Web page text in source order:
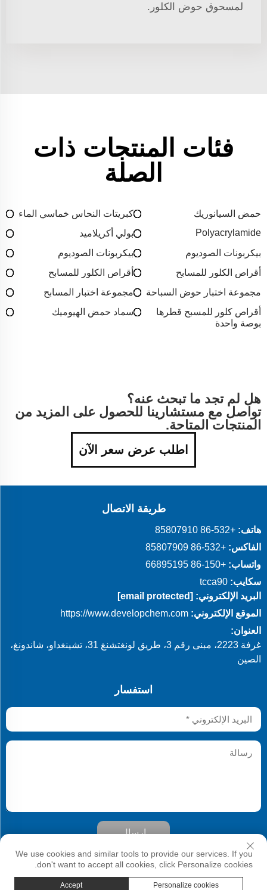
لمسحوق حوض الكلور.
فئات المنتجات ذات
الصلة
حمض السيانوريك
كبريتات النحاس خماسي الماء
Polyacrylamide
بولي أكريلاميد
بيكربونات الصوديوم
بيكربونات الصوديوم
أقراص الكلور للمسابح
أقراص الكلور للمسابح
مجموعة اختبار حوض السباحة
مجموعة اختبار المسابح
أقراص كلور للمسبح قطرها
بوصة واحدة
سماد حمض الهيوميك
هل لم تجد ما تبحث عنه؟
تواصل مع مستشارينا للحصول على المزيد من
المنتجات المتاحة.
اطلب عرض سعر الآن
طريقة الاتصال
هاتف: +86-532 85807910
الفاكس: +86-532 85807909
واتساب: +86-150 66895195
سكايب: tcca90
البريد الإلكتروني: [email protected]
الموقع الإلكتروني: https://www.developchem.com
العنوان:
غرفة 2223، مبنى رقم 3، طريق لونغتشنغ 31، تشينغداو، شاندونغ،
الصين
استفسار
إرسال
حقوق النشر © شركة Qingdao Develop Chemistry Co., Ltd. جميع
الحقوق محفوظة
We use cookies and similar tools to provide our services. If you
don't want to accept all cookies, click Personalize cookies.
Personalize cookies
Accept